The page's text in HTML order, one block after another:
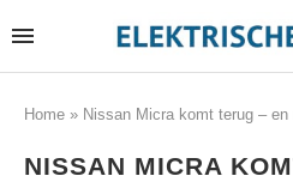
Home » Nissan Micra komt terug –
NISSAN MICRA